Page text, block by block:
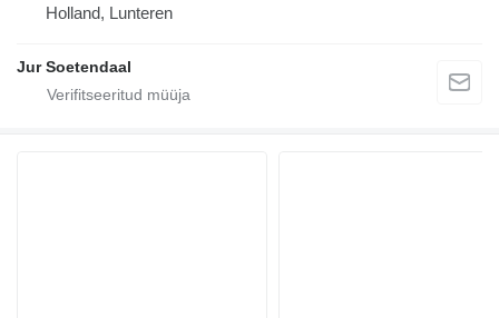
Holland, Lunteren
Jur Soetendaal